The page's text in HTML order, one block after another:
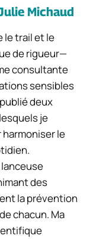
Michaud
le trail et le
de rigueur—
consultante
sensibles
deux
je
le
des
la prévention
chacun. Ma